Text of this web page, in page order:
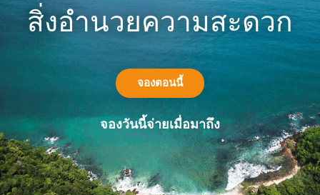
สิ่งอำนวยความสะดวก
จองตอนนี้
จองวันนี้จ่ายเมื่อมาถึง